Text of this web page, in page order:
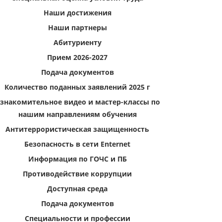
Наши достижения
Наши партнеры
Абитуриенту
Прием 2026-2027
Подача документов
Количество поданных заявлений 2025 г
видео и мастер-классы по
нашим направлениям обучения
Антитеррористическая защищенность
Безопасность в сети Enternet
Информация по ГОЧС и ПБ
Противодействие коррупции
Доступная среда
Подача документов
Специальности и профессии